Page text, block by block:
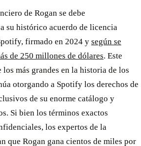
de Rogan se debe
su histórico acuerdo de licencia
firmado en 2024 y según se
de 250 millones de dólares. Este
los más grandes en la historia de los
otorgando a Spotify los derechos de
de su enorme catálogo y
Si bien los términos exactos
los expertos de la
que Rogan gana cientos de miles por